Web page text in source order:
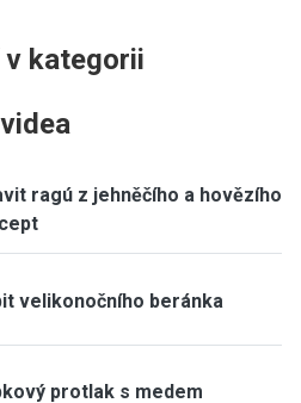
v kategorii
ragú z jehněčího a hovězího
velikonočního beránka
protlak s medem